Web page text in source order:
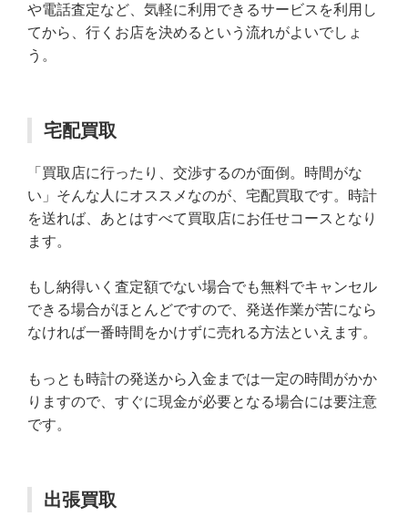
や電話査定など、気軽に利用できるサービスを利用し
てから、行くお店を決めるという流れがよいでしょ
う。
宅配買取
「買取店に行ったり、交渉するのが面倒。時間がな
い」そんな人にオススメなのが、宅配買取です。時計
を送れば、あとはすべて買取店にお任せコースとなり
ます。
もし納得いく査定額でない場合でも無料でキャンセル
できる場合がほとんどですので、発送作業が苦になら
なければ一番時間をかけずに売れる方法といえます。
もっとも時計の発送から入金までは一定の時間がかか
りますので、すぐに現金が必要となる場合には要注意
です。
出張買取